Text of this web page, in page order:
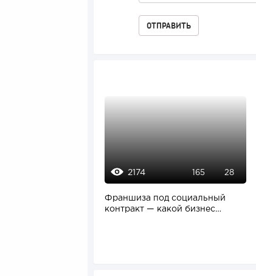
2174 165 28
Франшиза под социальный
контракт — какой бизнес